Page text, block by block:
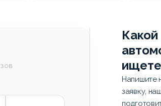
Какой
Напишите
заявку,